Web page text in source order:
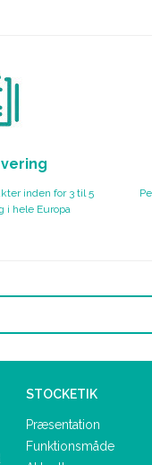
inden for 3 til 5
i hele Europa
STOCKETIK
Præsentation
Funktionsmåde